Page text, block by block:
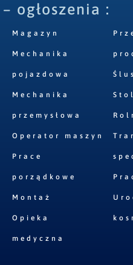
ogłoszenia :
Magazyn
Mechanika
pojazdowa
Mechanika
przemysłowa
Operator maszyn
Prace
porządkowe
Montaż
Opieka
medyczna